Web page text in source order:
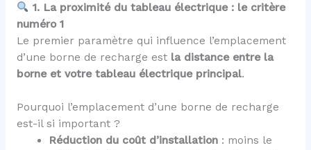
1. La proximité du tableau électrique : le critère
numéro 1
Le premier paramètre qui influence l’emplacement
d’une borne de recharge est la distance entre la
borne et votre tableau électrique principal.
Pourquoi l’emplacement d’une borne de recharge
est-il si important ?
Réduction du coût d’installation : moins le